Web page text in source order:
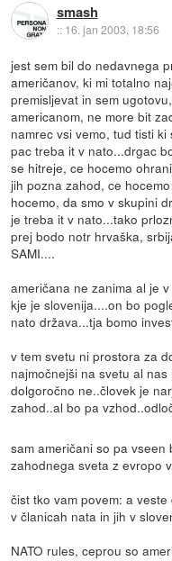
smash
:: 16. jan 2003, 18:56
jest sem bil do nedavnega
američanov, ki mi totalno
premisljevat in sem
americanom, ne more bit
namrec vsi vemo, tud tisti
pac treba it v nato...drgac
se hitreje, ce hocemo
jih pozna zahod, ce
hocemo, da smo v skupini
je treba it v nato...tako
prej bodo notr hrvaška,
SAMI....
američana ne zanima al je
kje je slovenija....on bo
nato država...tja bomo
v tem svetu ni prostora za
najmočnejši na svetu al
dolgoročno ne..človek je
zahod..al bo pa
sam američani so pa vseen
zahodnega sveta z evropo
čist tko vam povem: a
v članicah nata in jih v
NATO rules, ceprou so